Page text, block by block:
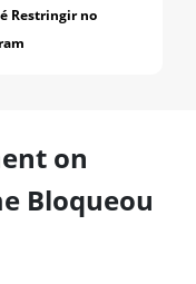
Restringir no
on
Bloqueou